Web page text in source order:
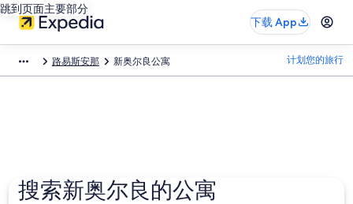
跳到页面主要部分
下载 App
路易斯安那 新奥尔良公寓 计划您的旅行
搜索新奥尔良的公寓